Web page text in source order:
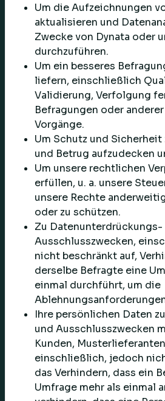
Um die Aufzeichnungen
aktualisieren und
Zwecke von Dynata oder
durchzuführen.
Um ein besseres
liefern, einschließlich
Validierung, Verfolgung
Befragungen oder
Vorgänge.
Um Schutz und
und Betrug aufzudecken
Um unsere rechtlichen
erfüllen, u. a. unsere
unsere Rechte
oder zu schützen.
Zu
Ausschlusszwecken,
nicht beschränkt auf,
derselbe Befragte eine
einmal durchführt, um die
Ihre persönlichen Daten
und Ausschlusszwecken
Kunden,
einschließlich, jedoch
das Verhindern, dass ein
Umfrage mehr als einmal